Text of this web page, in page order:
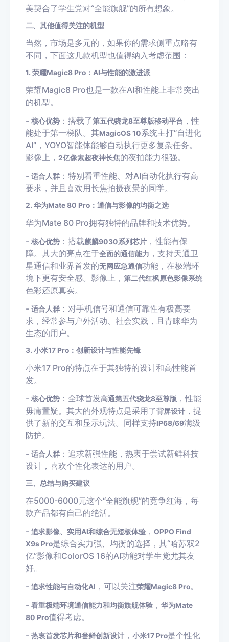
美契合了学生党对“全能旗舰”的所有想象。
二、其他值得关注的机型
当然，市场是多元的，如果你的需求侧重点略有
不同，下面这几款机型也值得纳入考虑范围：
1. 荣耀Magic8 Pro：AI与性能的激进派
荣耀Magic8 Pro也是一款在AI和性能上非常突出
的机型。
- 核心优势 ：搭载了第五代骁龙8至尊版移动平台 ，性
能处于第一梯队。其MagicOS 10系统主打“自进化
AI”，YOYO智能体能够自动执行更多复杂任务。
影像上， 2亿像素超夜神长焦的夜拍能力很强。
- 适合人群 ：特别看重性能、对AI自动化执行有高
要求，并且喜欢用长焦拍摄夜景的同学。
2. 华为Mate 80 Pro：通信与影像的均衡之选
华为Mate 80 Pro拥有独特的品牌和技术优势。
- 核心优势 ：搭载麒麟9030系列芯片 ，性能有保
障。其大的亮点在于全面的通信能力 ，支持天通卫
星通信和业界首发的无网应急通信功能，在极端环
境下更有安全感。影像上， 第二代红枫原色影像系统
色彩还原真实。
- 适合人群 ：对手机信号和通信可靠性有极高要
求，经常参与户外活动、社会实践，且青睐华为
生态的用户。
3. 小米17 Pro：创新设计与性能先锋
小米17 Pro的特点在于其独特的设计和高性能首
发。
- 核心优势 ：全球首发高通第五代骁龙8至尊版 ，性能
毋庸置疑。其大的外观特点是采用了背屏设计 ，提
供了新的交互和显示玩法。同样支持IP68/69满级
防护。
- 适合人群 ：追求新强性能，热衷于尝试新鲜科技
设计，喜欢个性化表达的用户。
三、总结与购买建议
在5000-6000元这个“全能旗舰”的竞争红海，每
款产品都有自己的绝活。
- 追求影像、实用AI和综合无短板体验 ， OPPO Find
X9s Pro是综合实力强、均衡的选择，其“哈苏双2
亿”影像和ColorOS 16的AI功能对学生党尤其友
好。
- 追求性能与自动化AI ，可以关注荣耀Magic8 Pro。
- 看重极端环境通信能力和均衡旗舰体验 ， 华为Mate
80 Pro值得考虑。
- 热衷首发芯片和尝鲜创新设计 ， 小米17 Pro是个性化